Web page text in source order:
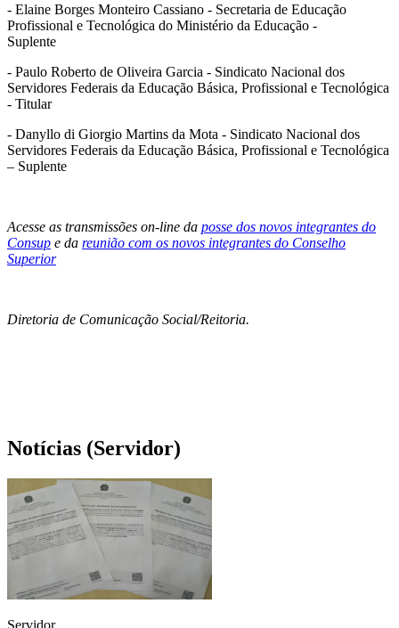
- Elaine Borges Monteiro Cassiano - Secretaria de Educação
Profissional e Tecnológica do Ministério da Educação -
Suplente
- Paulo Roberto de Oliveira Garcia - Sindicato Nacional dos
Servidores Federais da Educação Básica, Profissional e Tecnológica
- Titular
- Danyllo di Giorgio Martins da Mota - Sindicato Nacional dos
Servidores Federais da Educação Básica, Profissional e Tecnológica
– Suplente
Acesse as transmissões on-line da posse dos novos integrantes do
Consup e da reunião com os novos integrantes do Conselho
Superior
Diretoria de Comunicação Social/Reitoria.
Notícias (Servidor)
Servidor